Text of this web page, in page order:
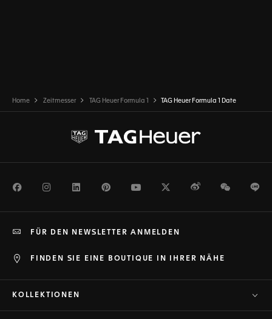
Home Zeitmesser TAG Heuer Formula 1 TAG Heuer Formula 1 Date
FacebookInstagramLinkedInPinterestYoutubeTwitterWeiboWeChat
FINDEN SIE EINE BOUTIQUE IN IHRER NÄHE
FÜR DEN NEWSLETTER ANMELDEN
KOLLEKTIONEN